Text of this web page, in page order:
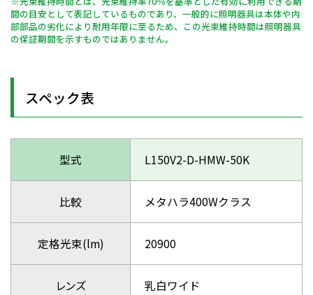
間の目安として表記しているものであり、一般的に照明器具は本体や内
部部品の劣化により耐用年限に至るため、この光束維持時間は照明器具
の保証期間を示すものではありません。
スペック表
型式 L150V2-D-HMW-50K
比較 メタハラ400Wクラス
定格光束(lm) 20900
レンズ 乳白ワイド